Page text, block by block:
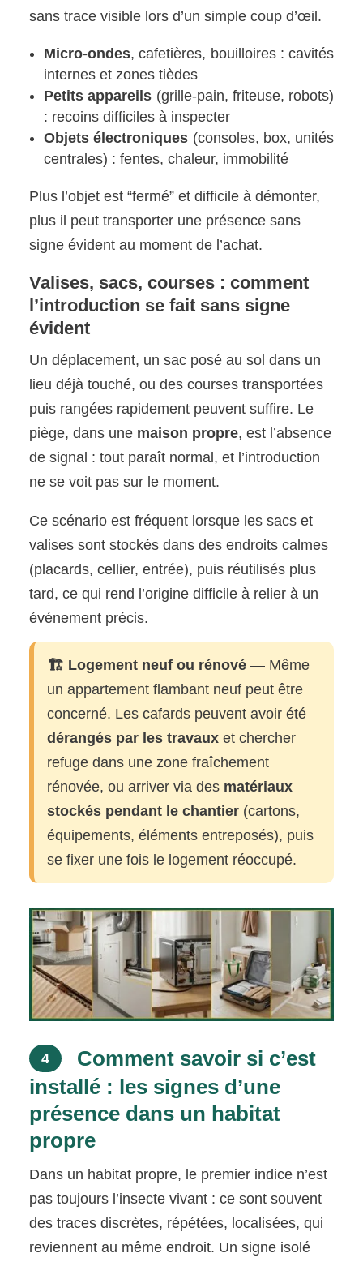
sans trace visible lors d’un simple coup d’œil.
Micro-ondes, cafetières, bouilloires : cavités
internes et zones tièdes
Petits appareils (grille-pain, friteuse, robots)
: recoins difficiles à inspecter
Objets électroniques (consoles, box, unités
centrales) : fentes, chaleur, immobilité
Plus l’objet est “fermé” et difficile à démonter,
plus il peut transporter une présence sans
signe évident au moment de l’achat.
Valises, sacs, courses : comment
l’introduction se fait sans signe
évident
Un déplacement, un sac posé au sol dans un
lieu déjà touché, ou des courses transportées
puis rangées rapidement peuvent suffire. Le
piège, dans une maison propre, est l’absence
de signal : tout paraît normal, et l’introduction
ne se voit pas sur le moment.
Ce scénario est fréquent lorsque les sacs et
valises sont stockés dans des endroits calmes
(placards, cellier, entrée), puis réutilisés plus
tard, ce qui rend l’origine difficile à relier à un
événement précis.
🏗️ Logement neuf ou rénové— Même
un appartement flambant neuf peut être
concerné. Les cafards peuvent avoir été
dérangés par les travauxet chercher
refuge dans une zone fraîchement
rénovée, ou arriver via des matériaux
stockés pendant le chantier(cartons,
équipements, éléments entreposés), puis
se fixer une fois le logement réoccupé.
4
Comment savoir si c’est
installé : les signes d’une
présence dans un habitat
propre
Dans un habitat propre, le premier indice n’est
pas toujours l’insecte vivant : ce sont souvent
des traces discrètes, répétées, localisées, qui
reviennent au même endroit. Un signe isolé